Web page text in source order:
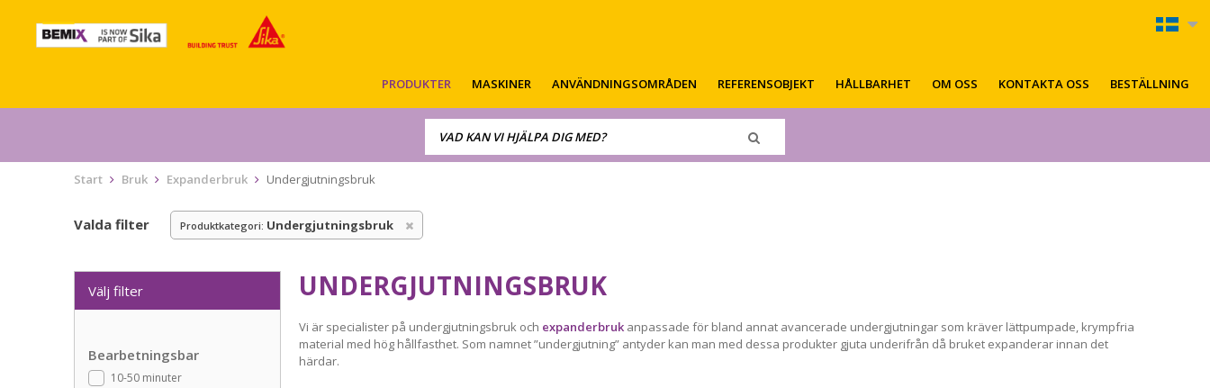
PRODUKTER MASKINER ANVÄNDNINGSOMRÅDEN REFERENSOBJEKT HÅLLBARHET OM OSS KONTAKTA OSS BESTÄLLNING
Start Bruk Expanderbruk Undergjutningsbruk
Valda filter Produktkategori: Undergjutningsbruk
Välj filter
Bearbetningsbar
10-50 minuter
UNDERGJUTNINGSBRUK
Vi är specialister på undergjutningsbruk och expanderbruk anpassade för bland annat avancerade undergjutningar som kräver lättpumpade, krympfria
material med hög hållfasthet. Som namnet ”undergjutning” antyder kan man med dessa produkter gjuta underifrån då bruket expanderar innan det
härdar.